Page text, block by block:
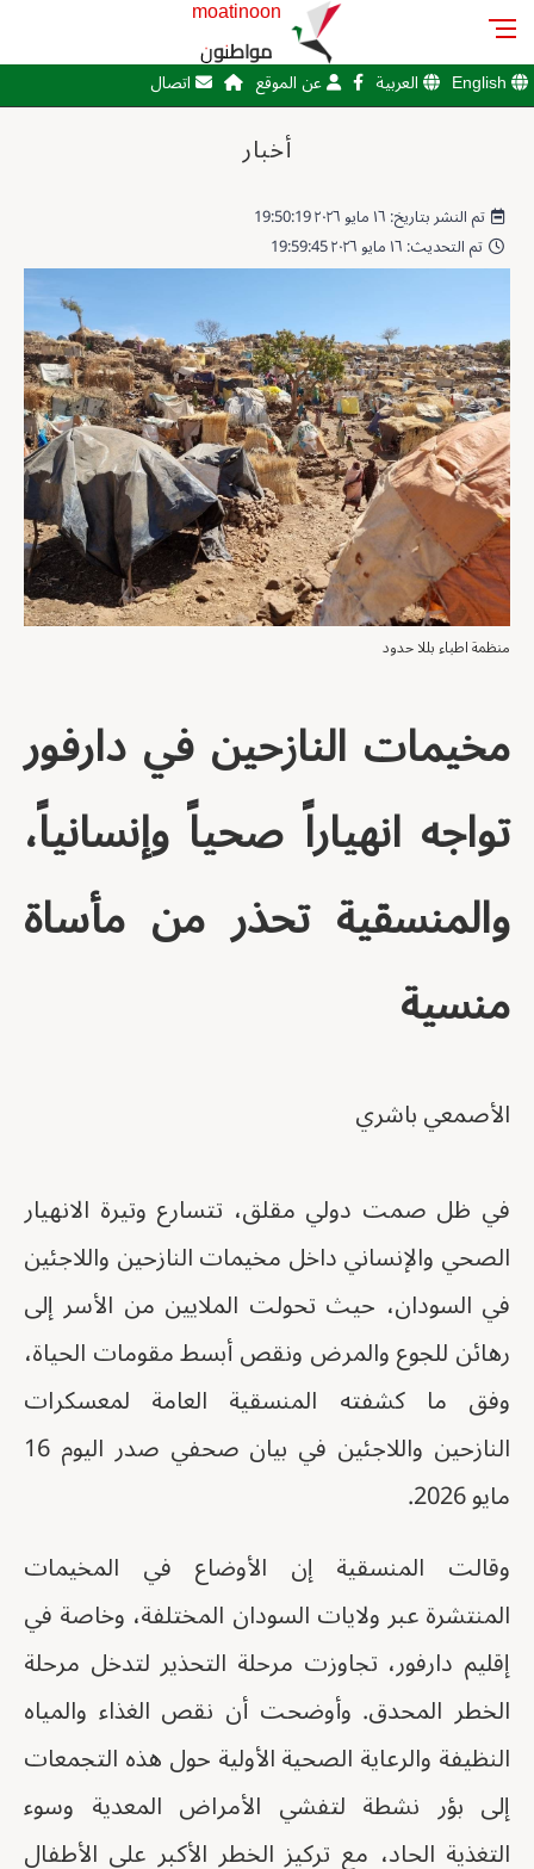
moatinoon
مواطنون
English العربية عن الموقع اتصال
أخبار
تم النشر بتاريخ: ١٦ مايو ٢٠٢٦ 19:50:19
تم التحديث: ١٦ مايو ٢٠٢٦ 19:59:45
منظمة اطباء بللا حدود
مخيمات النازحين في دارفور
تواجه انهياراً صحياً وإنسانياً،
والمنسقية تحذر من مأساة
منسية
الأصمعي باشري
في ظل صمت دولي مقلق، تتسارع وتيرة الانهيار
الصحي والإنساني داخل مخيمات النازحين واللاجئين
في السودان، حيث تحولت الملايين من الأسر إلى
رهائن للجوع والمرض ونقص أبسط مقومات الحياة،
وفق ما كشفته المنسقية العامة لمعسكرات
النازحين واللاجئين في بيان صحفي صدر اليوم 16
مايو 2026.
وقالت المنسقية إن الأوضاع في المخيمات
المنتشرة عبر ولايات السودان المختلفة، وخاصة في
إقليم دارفور، تجاوزت مرحلة التحذير لتدخل مرحلة
الخطر المحدق. وأوضحت أن نقص الغذاء والمياه
النظيفة والرعاية الصحية الأولية حول هذه التجمعات
إلى بؤر نشطة لتفشي الأمراض المعدية وسوء
التغذية الحاد، مع تركيز الخطر الأكبر على الأطفال